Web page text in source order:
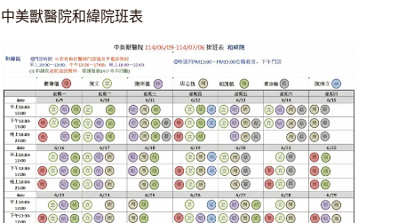
中美獸醫院和緯院班表